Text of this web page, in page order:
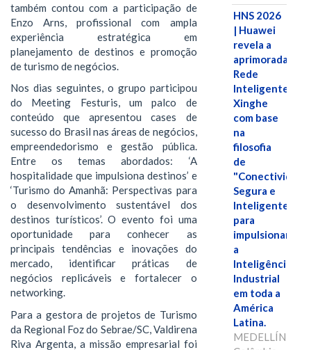
também contou com a participação de
Enzo Arns, profissional com ampla
experiência estratégica em
planejamento de destinos e promoção
de turismo de negócios.
Nos dias seguintes, o grupo participou
do Meeting Festuris, um palco de
conteúdo que apresentou cases de
sucesso do Brasil nas áreas de negócios,
empreendedorismo e gestão pública.
Entre os temas abordados: ‘A
hospitalidade que impulsiona destinos’ e
‘Turismo do Amanhã: Perspectivas para
o desenvolvimento sustentável dos
destinos turísticos’. O evento foi uma
oportunidade para conhecer as
principais tendências e inovações do
mercado, identificar práticas de
negócios replicáveis e fortalecer o
networking.
Para a gestora de projetos de Turismo
da Regional Foz do Sebrae/SC, Valdirena
Riva Argenta, a missão empresarial foi
HNS 2026
| Huawei
revela a
aprimorada
Rede
Inteligente
Xinghe
com base
na
filosofia
de
"Conectividade
Segura e
Inteligente"
para
impulsionar
a
Inteligência
Industrial
em toda a
América
Latina.
MEDELLÍN,